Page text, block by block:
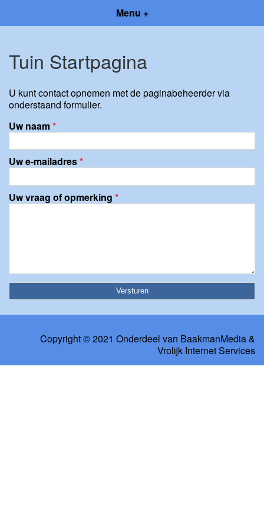
Menu +
Tuin Startpagina
U kunt contact opnemen met de paginabeheerder via
onderstaand formulier.
Uw naam*
Uw e-mailadres*
Uw vraag of opmerking *
Copyright © 2021 Onderdeel van BaakmanMedia&
Vrolijk Internet Services